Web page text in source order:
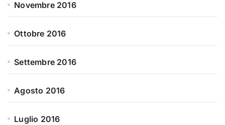
Novembre 2016
Ottobre 2016
Settembre 2016
Agosto 2016
Luglio 2016